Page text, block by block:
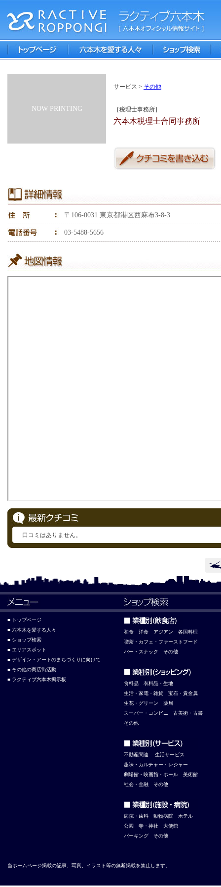
NOW PRINTING
サービス > その他
［税理士事務所］
六本木税理士合同事務所
〒106-0031 東京都港区西麻布3-8-3
03-5488-5656
口コミはありません。
■ トップページ
■ 六本木を愛する人々
■ ショップ検索
■ エリアスポット
■ デザイン・アートのまちづくりに向けて
■ その他の商店街活動
■ ラクティブ六本木掲示板
和食 洋食 アジアン
各国料理
喫茶・カフェ・ファーストフード
バー・スナック
その他
食料品
衣料品・生地
生活・家電・雑貨
宝石・貴金属
生花・グリーン
薬局
スーパー・コンビニ
古美術・古書
その他
不動産関連
生活サービス
趣味・カルチャー・レジャー
劇場館・映画館・ホール
美術館
社会・金融
その他
病院・歯科 動物病院
ホテル
公園
寺・神社
大使館
パーキング
その他
当ホームページ掲載の記事、写真、イラスト等の無断掲載を禁止します。